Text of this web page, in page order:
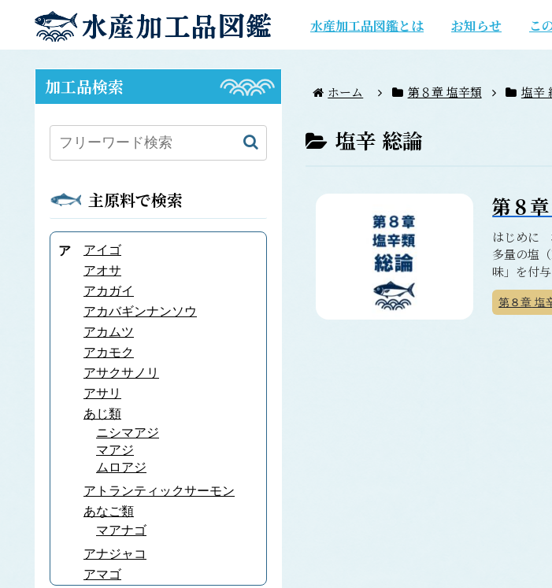
水産加工品図鑑とは お知らせ こ
ホーム 第８章 塩辛類 塩辛
塩辛 総論
第８
はじめに
多量の塩
味」を付
第８章 塩
加工品検索
主原料で検索
ア
アイゴ
アオサ
アカガイ
アカバギンナンソウ
アカムツ
アカモク
アサクサノリ
アサリ
あじ類
ニシマアジ
マアジ
ムロアジ
アトランティックサーモン
あなご類
マアナゴ
アナジャコ
アマゴ